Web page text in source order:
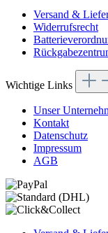
Versand &
Widerrufsrecht
Wichtige Links
Unser
Kontakt
Datenschutz
Impressum
AGB